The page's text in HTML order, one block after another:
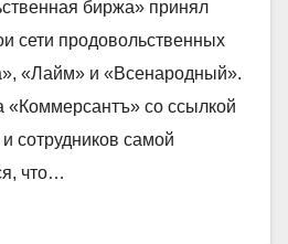
биржа» принял
сети продовольственных
«Лайм» и «Всенародный».
«Коммерсантъ» со ссылкой
сотрудников самой
что…